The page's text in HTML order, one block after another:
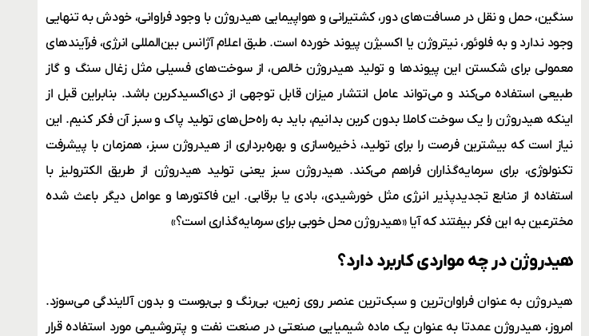
سنگین، حمل‌ و نقل در مسافت‌های دور، کشتیرانی و هواپیمایی هیدروژن با وجود فراوانی‌، خودش به تنهایی
وجود ندارد و به فلوئور، نیتروژن یا اکسیژن پیوند خورده است. طبق اعلام آژانس بین‌المللی انرژی، فرآیندهای
معمولی برای شکستن این پیوندها و تولید هیدروژن خالص، از سوخت‌های فسیلی مثل زغال سنگ و گاز
طبیعی استفاده می‌کند و می‌تواند عامل انتشار میزان قابل توجهی از دی‌اکسیدکربن باشد. بنابراین قبل از
اینکه هیدروژن را یک سوخت کاملا بدون کربن بدانیم، باید به راه‌حل‌های تولید پاک و سبز آن فکر کنیم. این
نیاز است که بیشترین فرصت را برای تولید، ذخیره‌سازی و بهره‌برداری از هیدروژن سبز، همزمان با پیشرفت
تکنولوژی، برای سرمایه‌گذاران فراهم می‌کند. هیدروژن سبز یعنی تولید هیدروژن از طریق الکترولیز با
استفاده از منابع تجدیدپذیر انرژی مثل خورشیدی، بادی یا برقابی. این فاکتورها و عوامل دیگر باعث شده
مخترعین به این فکر بیفتند که آیا «هیدروژن محل خوبی برای سرمایه‌گذاری است؟»
هیدروژن در چه مواردی کاربرد دارد؟
هیدروژن به عنوان فراوان‌ترین و سبک‌ترین عنصر روی زمین، بی‌رنگ و بی‌بوست و بدون آلایندگی می‌سوزد.
امروز، هیدروژن عمدتا به عنوان یک ماده شیمیایی صنعتی در صنعت نفت و پتروشیمی مورد استفاده قرار